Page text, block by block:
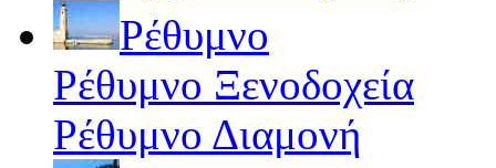
Ρέθυμνο
Ρέθυμνο Ξενοδοχεία
Ρέθυμνο Διαμονή